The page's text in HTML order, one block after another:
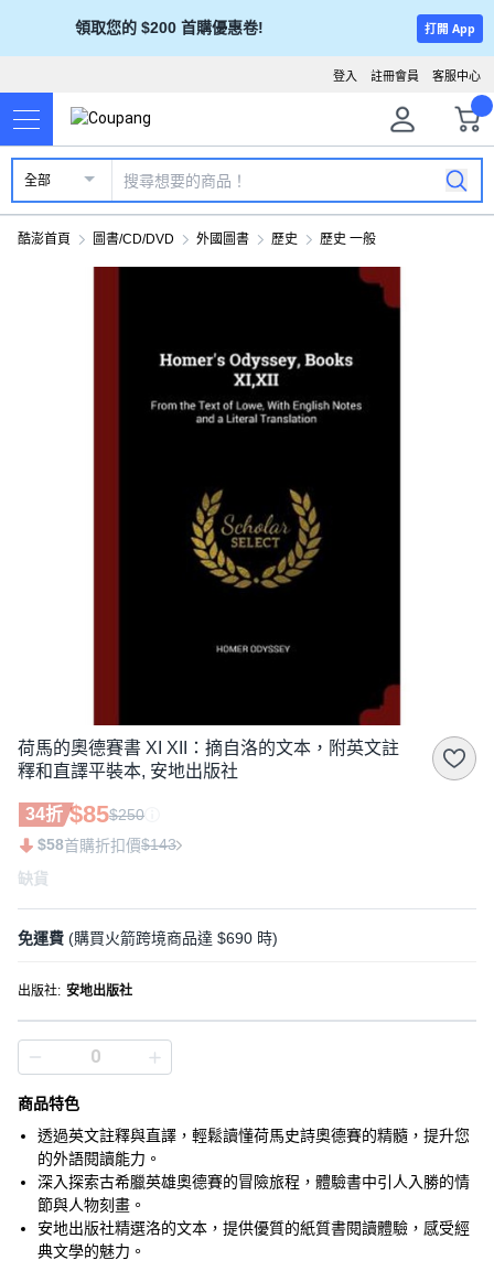
領取您的 $200 首購優惠卷! 打開 App
客服中心
註冊會員
登入
全部
酷澎首頁 圖書/CD/DVD 外國圖書 歷史 歷史 一般
荷馬的奧德賽書 XI XII：摘自洛的文本，附英文註
釋和直譯平裝本, 安地出版社
34折 $85$250
$58首購折扣價$143
缺貨
免運費 (購買火箭跨境商品達 $690 時)
出版社: 安地出版社
商品特色
透過英文註釋與直譯，輕鬆讀懂荷馬史詩奧德賽的精髓，提升您
的外語閱讀能力。
深入探索古希臘英雄奧德賽的冒險旅程，體驗書中引人入勝的情
節與人物刻畫。
安地出版社精選洛的文本，提供優質的紙質書閱讀體驗，感受經
典文學的魅力。